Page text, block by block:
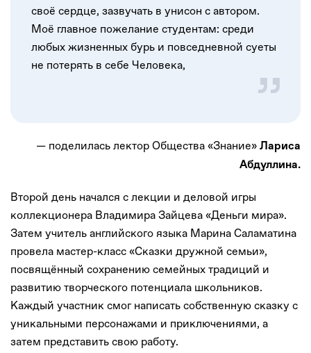
своё сердце, зазвучать в унисон с автором.
Моё главное пожелание студентам: среди
любых жизненных бурь и повседневной суеты
не потерять в себе Человека,
— поделилась лектор Общества «Знание» Лариса
Абдуллина.
Второй день начался с лекции и деловой игры
коллекционера Владимира Зайцева «Деньги мира».
Затем учитель английского языка Марина Саламатина
провела мастер-класс «Сказки дружной семьи»,
посвящённый сохранению семейных традиций и
развитию творческого потенциала школьников.
Каждый участник смог написать собственную сказку с
уникальными персонажами и приключениями, а
затем представить свою работу.